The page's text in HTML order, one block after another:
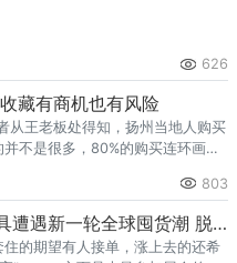
626
藏有商机也有风险
王老板处得知，扬州当地人购买
并不是很多，80%的购买连环画的
消费者年龄处在35-45岁之间。803
红木家具遭遇新一轮全球囤货潮 脱手成大难题
的期望有人接单，涨上去的还希